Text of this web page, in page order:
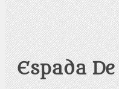
Espada